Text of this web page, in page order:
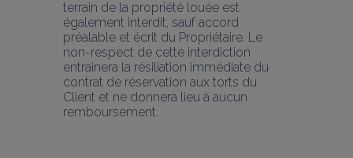
terrain de la propriété louée est
également interdit, sauf accord
préalable et écrit du Propriétaire. Le
non-respect de cette interdiction
entrainera la résiliation immédiate du
contrat de réservation aux torts du
Client et ne donnera lieu à aucun
remboursement.